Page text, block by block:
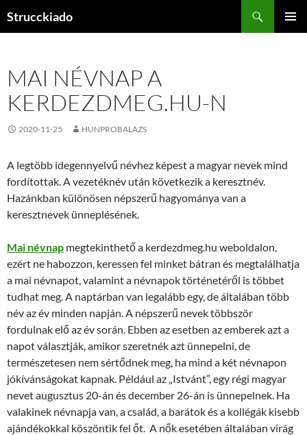
Strucckiado
MAI NÉVNAP A
KERDEZDMEG.HU-N
2020-11-25 HUNPROBALAZS
A legtöbb idegennyelvű névhez képest a magyar nevek mind
fordítottak. A vezetéknév után következik a keresztnév.
Hazánkban különösen népszerű hagyománya van a
keresztnevek ünneplésének.
Mai névnap megtekinthető a kerdezdmeg.hu weboldalon,
ezért ne habozzon, keressen fel minket bátran és megtalálhatja
a mai névnapot, valamint a névnapok történetéről is többet
tudhat meg. A naptárban van legalább egy, de általában több
név az év minden napján. A népszerű nevek többször
fordulnak elő az év során. Ebben az esetben az emberek azt a
napot választják, amikor szeretnék azt ünnepelni, de
természetesen nem sértődnek meg, ha mind a két névnapon
jókívánságokat kapnak. Például az „Istvánt”, egy régi magyar
nevet augusztus 20-án és december 26-án is ünnepelnek. Ha
valakinek névnapja van, a család, a barátok és a kollégák kisebb
ajándékokkal köszöntik fel őt. A nők esetében általában virág